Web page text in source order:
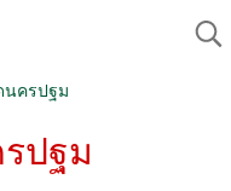
นครปฐม
ปฐม